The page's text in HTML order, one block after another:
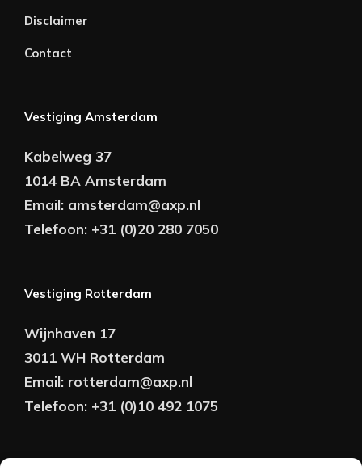
Disclaimer
Contact
Vestiging Amsterdam
Kabelweg 37
1014 BA Amsterdam
Email: amsterdam@axp.nl
Telefoon: +31 (0)20 280 7050
Vestiging Rotterdam
Wijnhaven 17
3011 WH Rotterdam
Email: rotterdam@axp.nl
Telefoon: +31 (0)10 492 1075